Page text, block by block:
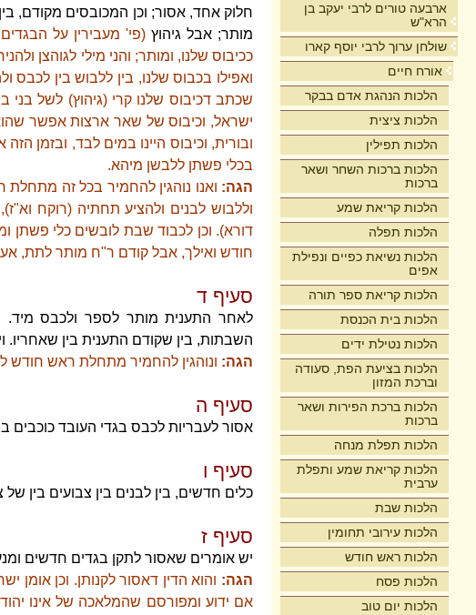
ארבעה טורים לרבי יעקב בן
הרא"ש
שולחן ערוך לרבי יוסף קארו
אורח חיים
הלכות הנהגת אדם בבקר
הלכות ציצית
הלכות תפילין
הלכות ברכות השחר ושאר
ברכות
הלכות קריאת שמע
הלכות תפלה
הלכות נשיאת כפיים ונפילת
אפים
הלכות קריאת ספר תורה
הלכות בית הכנסת
הלכות נטילת ידים
הלכות בציעת הפת, סעודה
וברכת המזון
הלכות ברכת הפירות ושאר
ברכות
הלכות תפלת מנחה
הלכות קריאת שמע ותפלת
ערבית
הלכות שבת
הלכות עירובי תחומין
הלכות ראש חודש
הלכות פסח
הלכות יום טוב
חלוק אחד, אסור; וכן המכובסים מקודם,
מותר; אבל גיהוץ (פי' מעבירין על
ככיבוס שלנו, ומותר; והני מילי לגוהצן
ואפילו בכבוס שלנו, בין ללבוש בין לכבס
שכתב דכיבוס שלנו קרי (גיהוץ) לשל
ישראל, וכיבוס של שאר ארצות אפשר
ובורית, וכיבוס היינו במים לבד, ובזמן
בכלי פשתן ללבשן מיהא.
הגה: ואנו נוהגין להחמיר בכל זה
וללבוש לבנים ולהציע תחתיה (רוקח
דורא). וכן לכבוד שבת לובשים כלי פשתן
חודש ואילך, אבל קודם ר"ח מותר לתת,
סעיף ד
לאחר התענית מותר לספר ולכבס
השבתות, בין שקודם התענית בין שאחריו.
הגה: ונוהגין להחמיר מתחלת ראש חודש
סעיף ה
אסור לעבריות לכבס בגדי העובד כוכבים
סעיף ו
כלים חדשים, בין לבנים בין צבועים בין
סעיף ז
יש אומרים שאסור לתקן בגדים חדשים
הגה: והוא הדין דאסור לקנותן. וכן
אם ידוע ומפורסם שהמלאכה של אינו